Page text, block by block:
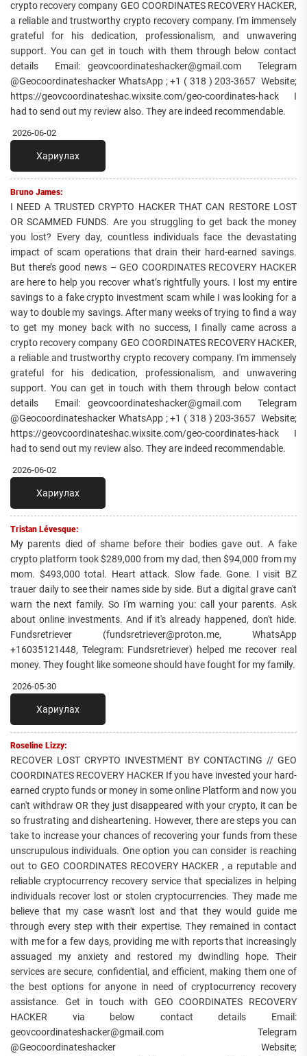
crypto recovery company GEO COORDINATES RECOVERY HACKER,
a reliable and trustworthy crypto recovery company. I'm immensely
grateful for his dedication, professionalism, and unwavering
support. You can get in touch with them through below contact
details Email: geovcoordinateshacker@gmail.com Telegram
@Geocoordinateshacker WhatsApp ; +1 ( 318 ) 203-3657 Website;
https://geovcoordinateshac.wixsite.com/geo-coordinates-hack I
had to send out my review also. They are indeed recommendable.
2026-06-02
Хариулах
Bruno James:
I NEED A TRUSTED CRYPTO HACKER THAT CAN RESTORE LOST
OR SCAMMED FUNDS. Are you struggling to get back the money
you lost? Every day, countless individuals face the devastating
impact of scam operations that drain their hard-earned savings.
But there’s good news – GEO COORDINATES RECOVERY HACKER
are here to help you recover what’s rightfully yours. I lost my entire
savings to a fake crypto investment scam while I was looking for a
way to double my savings. After many weeks of trying to find a way
to get my money back with no success, I finally came across a
crypto recovery company GEO COORDINATES RECOVERY HACKER,
a reliable and trustworthy crypto recovery company. I'm immensely
grateful for his dedication, professionalism, and unwavering
support. You can get in touch with them through below contact
details Email: geovcoordinateshacker@gmail.com Telegram
@Geocoordinateshacker WhatsApp ; +1 ( 318 ) 203-3657 Website;
https://geovcoordinateshac.wixsite.com/geo-coordinates-hack I
had to send out my review also. They are indeed recommendable.
2026-06-02
Хариулах
Tristan Lévesque:
My parents died of shame before their bodies gave out. A fake
crypto platform took $289,000 from my dad, then $94,000 from my
mom. $493,000 total. Heart attack. Slow fade. Gone. I visit BZ
trauer daily to see their names side by side. But a digital grave can't
warn the next family. So I'm warning you: call your parents. Ask
about online investments. And if it's already happened, don't hide.
Fundsretriever (fundsretriever@proton.me, WhatsApp
+16035121448, Telegram: Fundsretriever) helped me recover real
money. They fought like someone should have fought for my family.
2026-05-30
Хариулах
Roseline Lizzy:
RECOVER LOST CRYPTO INVESTMENT BY CONTACTING // GEO
COORDINATES RECOVERY HACKER If you have invested your hard-
earned crypto funds or money in some online Platform and now you
can't withdraw OR they just disappeared with your crypto, it can be
so frustrating and disheartening. However, there are steps you can
take to increase your chances of recovering your funds from these
unscrupulous individuals. One option you can consider is reaching
out to GEO COORDINATES RECOVERY HACKER , a reputable and
reliable cryptocurrency recovery service that specializes in helping
individuals recover lost or stolen cryptocurrencies. They made me
believe that my case wasn't lost and that they would guide me
through every step with their expertise. They remained in contact
with me for a few days, providing me with reports that increasingly
assuaged my anxiety and restored my dwindling hope. Their
services are secure, confidential, and efficient, making them one of
the best options for anyone in need of cryptocurrency recovery
assistance. Get in touch with GEO COORDINATES RECOVERY
HACKER via below contact details Email:
geovcoordinateshacker@gmail.com Telegram
@Geocoordinateshacker Website;